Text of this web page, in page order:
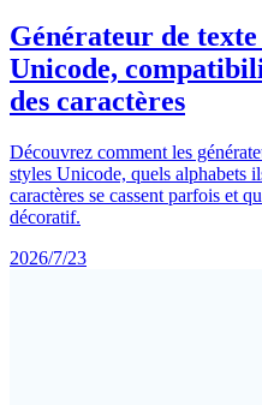
Générateur de
Unicode,
des caractères
Découvrez comment les
styles Unicode, quels alphabets
caractères se cassent parfois et
décoratif.
2026/7/23